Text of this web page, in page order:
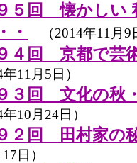
５回 懐かしい
・
（2014年11月9
４回 京都で芸
年11月5日）
３回 文化の秋
年10月24日）
２回 田村家の
日）